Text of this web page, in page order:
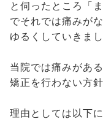
と伺ったところ「
でそれでは痛みが
ゆるくしていきま
当院では痛みがあ
矯正を行わない方
理由としては以下